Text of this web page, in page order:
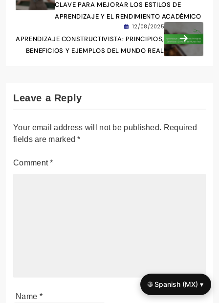
CLAVE PARA MEJORAR LOS ESTILOS DE
APRENDIZAJE Y EL RENDIMIENTO ACADÉMICO
12/08/2025
APRENDIZAJE CONSTRUCTIVISTA: PRINCIPIOS,
BENEFICIOS Y EJEMPLOS DEL MUNDO REAL
Leave a Reply
Your email address will not be published. Required
fields are marked*
Comment*
Name *
🌐 Spanish (MX) ▾